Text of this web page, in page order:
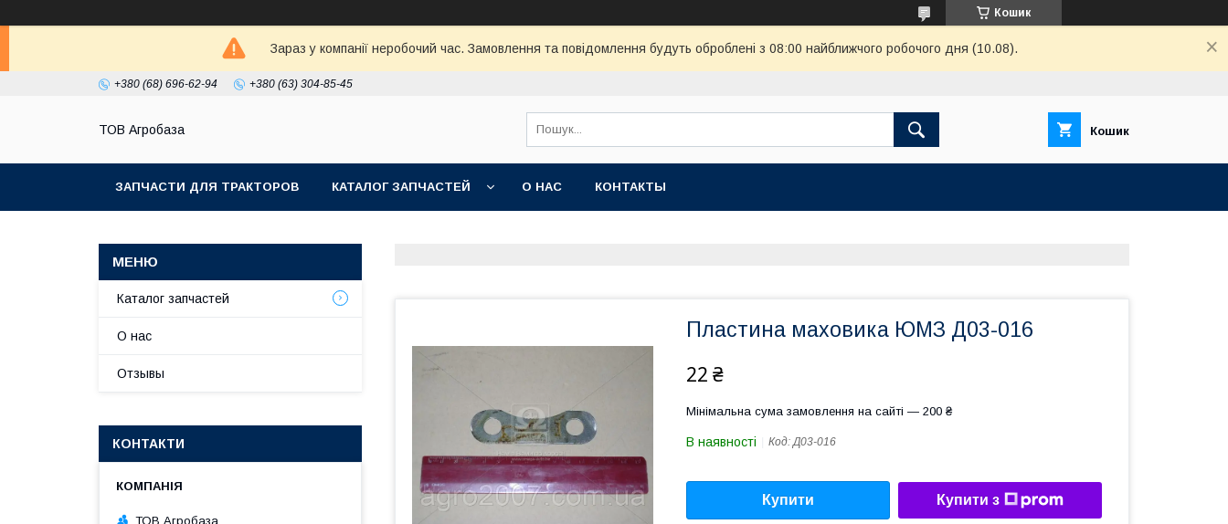
Кошик
Зараз у компанії неробочий час. Замовлення та повідомлення будуть оброблені з 08:00 найближчого робочого дня (10.08).
+380 (68) 696-62-94 +380 (63) 304-85-45
ТОВ Агробаза Кошик
ЗАПЧАСТИ ДЛЯ ТРАКТОРОВ КАТАЛОГ ЗАПЧАСТЕЙ О НАС КОНТАКТЫ
Пластина маховика ЮМЗ Д03-016
22 ₴
Мінімальна сума замовлення на сайті — 200 ₴
В наявності Код:Д03-016
Купити Купити з
Каталог запчастей
О нас
Отзывы
КОНТАКТИ
ТОВ Агробаза